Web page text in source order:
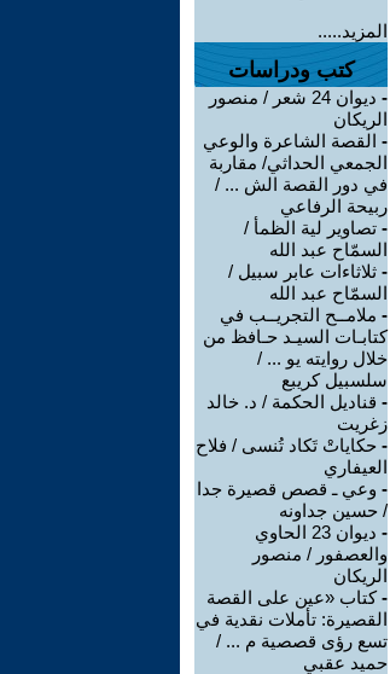
المزيد.....
كتب ودراسات
-
ديوان 24 شعر / منصور
الريكان
- القصة الشاعرة والوعي
الجمعي الحداثي/ مقاربة
في دور القصة الش ... /
ربيحة الرفاعي
- تصاوير لية الظمأ /
السمّاح عبد الله
- ثلاثاءات عابر سبيل /
السمّاح عبد الله
- ملامــح التجريــب في
كتابـات السيـد حـافظ من
خلال روايته يو ... /
سلسبيل كريبع
- قناديل الحكمة / د. خالد
زغريت
- حكاياتْ تَكاد تُنسى / فلاح
العيفاري
- وعي ـ قصص قصيرة جدا
/ حسين جداونه
-
ديوان 23 الحاوي
والعصفور / منصور
الريكان
-كتاب «عين على القصة
القصيرة: تأملات نقدية في
تسع رؤى قصصية م ... /
حميد عقبي